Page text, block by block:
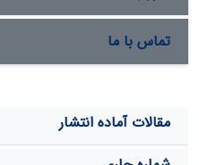
می‌باشد.
تماس با ما
مقالات آماده انتشار